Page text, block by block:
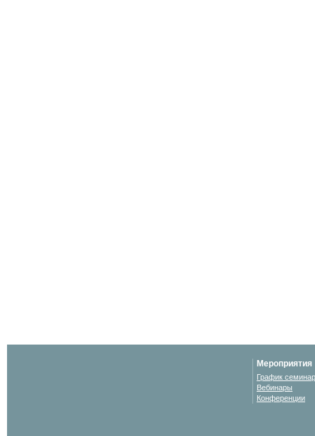
Мероприятия
График
Вебинары
Конференции